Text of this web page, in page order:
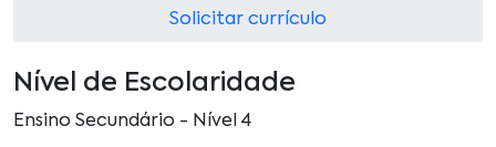
Solicitar currículo
Nível de Escolaridade
Ensino Secundário - Nível 4